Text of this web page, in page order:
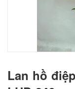
Lan hồ